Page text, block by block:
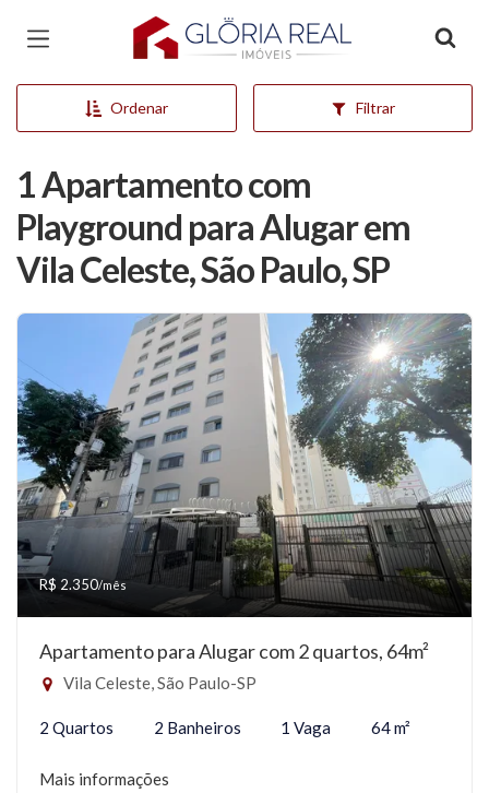
Página inicial
Ordenar Filtrar
1 Apartamento com
Playground para Alugar em
Vila Celeste, São Paulo, SP
R$ 2.350/mês
Apartamento para Alugar com 2 quartos, 64m²
Vila Celeste, São Paulo-SP
2 Quartos 2 Banheiros 1 Vaga 64 m²
Mais informações